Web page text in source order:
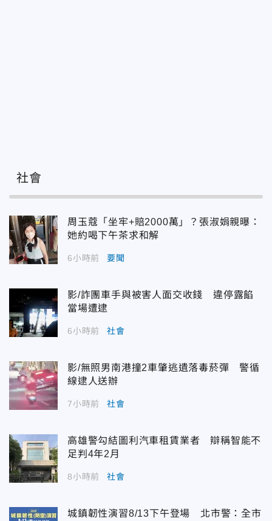
社會
周玉蔻「坐牢+賠2000萬」？張淑娟親曝：
她約喝下午茶求和解
6小時前 要聞
影/詐團車手與被害人面交收錢 違停露餡
當場遭逮
6小時前 社會
影/無照男南港撞2車肇逃遺落毒菸彈 警循
線逮人送辦
7小時前 社會
高雄警勾結圖利汽車租賃業者 辯稱智能不
足判4年2月
8小時前 社會
城鎮韌性演習8/13下午登場 北市警：全市